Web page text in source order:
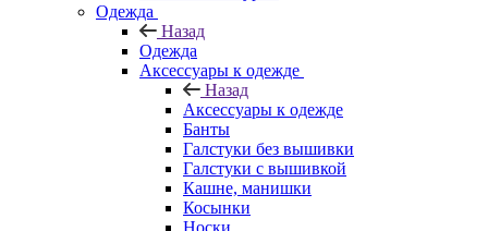
Одежда
Назад
Одежда
Аксессуары к одежде
Назад
Аксессуары к одежде
Банты
Галстуки без вышивки
Галстуки с вышивкой
Кашне, манишки
Косынки
Носки